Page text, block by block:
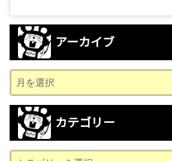
アーカイブ
ー
カ
ブ
カテゴリー